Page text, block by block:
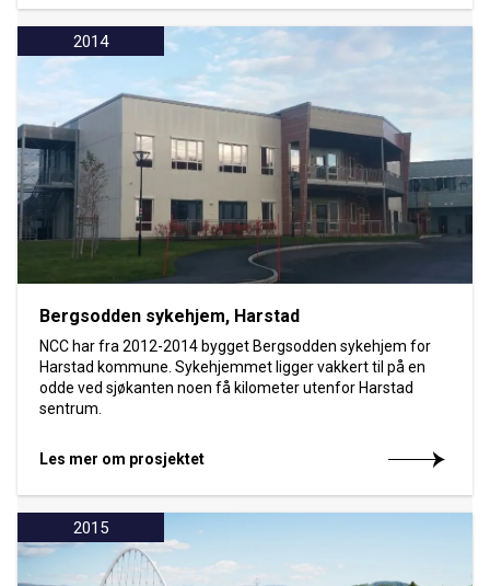
2014
Bergsodden sykehjem, Harstad
NCC har fra 2012-2014 bygget Bergsodden sykehjem for
Harstad kommune. Sykehjemmet ligger vakkert til på en
odde ved sjøkanten noen få kilometer utenfor Harstad
sentrum.
Les mer om prosjektet
2015